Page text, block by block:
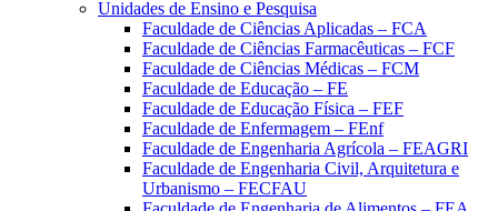
Unidades de Ensino e Pesquisa
Faculdade de Ciências Aplicadas – FCA
Faculdade de Ciências Farmacêuticas – FCF
Faculdade de Ciências Médicas – FCM
Faculdade de Educação – FE
Faculdade de Educação Física – FEF
Faculdade de Enfermagem – FEnf
Faculdade de Engenharia Agrícola – FEAGRI
Faculdade de Engenharia Civil, Arquitetura e
Urbanismo – FECFAU